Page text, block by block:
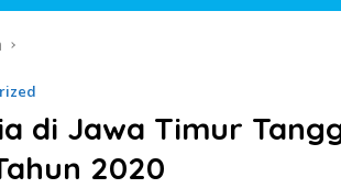
di Jawa Timur
2020